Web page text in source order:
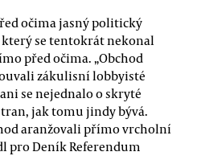
očima jasný politický
se tentokrát nekonal
před očima. „Obchod
zákulisní lobbyisté
se nejednalo o skryté
jak tomu jindy bývá.
aranžovali přímo vrcholní
pro Deník Referendum